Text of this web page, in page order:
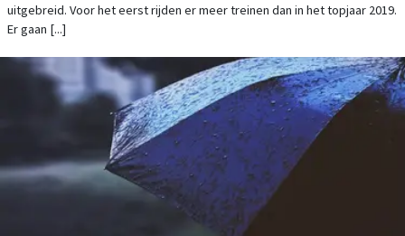
uitgebreid. Voor het eerst rijden er meer treinen dan in het topjaar 2019.
Er gaan [...]